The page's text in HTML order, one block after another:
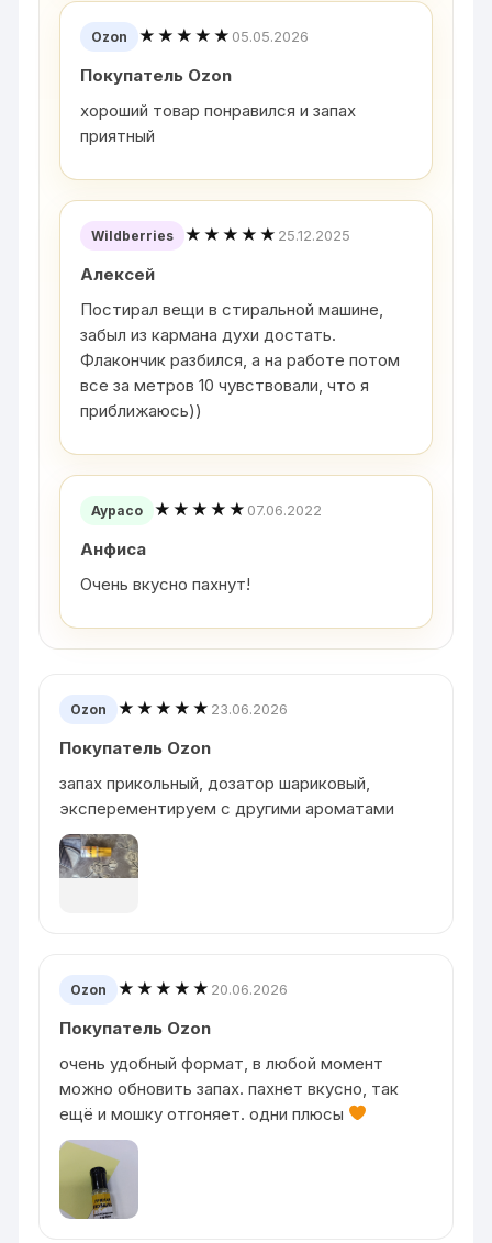
Ozon ★★★★★ 05.05.2026
Покупатель Ozon
хороший товар понравился и запах
приятный
Wildberries ★★★★★ 25.12.2025
Алексей
Постирал вещи в стиральной машине,
забыл из кармана духи достать.
Флакончик разбился, а на работе потом
все за метров 10 чувствовали, что я
приближаюсь))
Аурасо ★★★★★ 07.06.2022
Анфиса
Очень вкусно пахнут!
Ozon ★★★★★ 23.06.2026
Покупатель Ozon
запах прикольный, дозатор шариковый,
эксперементируем с другими ароматами
Ozon ★★★★★ 20.06.2026
Покупатель Ozon
очень удобный формат, в любой момент
можно обновить запах. пахнет вкусно, так
ещё и мошку отгоняет. одни плюсы